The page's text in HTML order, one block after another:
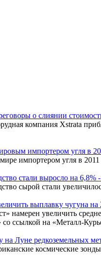
о слиянии
компания Xstrata
импортером угля в
импортером угля в
стали выросло на 6,8%
сырой стали
выплавку чугуна на
намерен увеличить
ссылкой на «Металл-
Луне редкоземельных
космические